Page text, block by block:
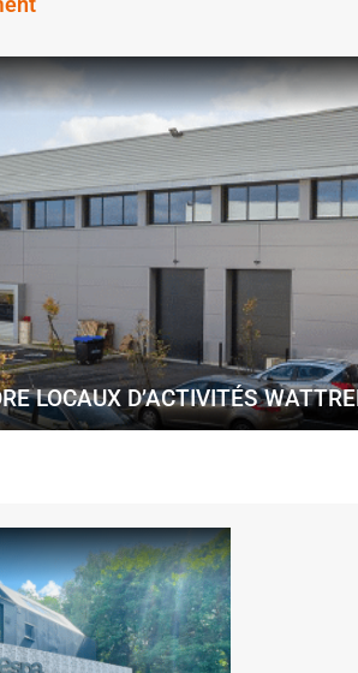
LOCAUX D’ACTIVITÉS